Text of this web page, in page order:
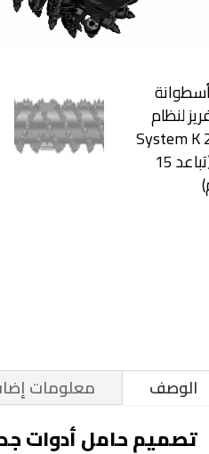
الوصف معلومات
تصميم حامل أدوات